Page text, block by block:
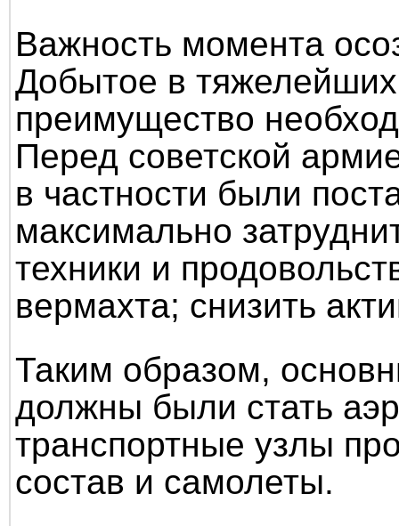
Важность момента
Добытое в тяжелейших
преимущество
Перед советской
в частности были
максимально
техники и
вермахта; снизить
Таким образом,
должны были стать
транспортные узлы
состав и самолеты.